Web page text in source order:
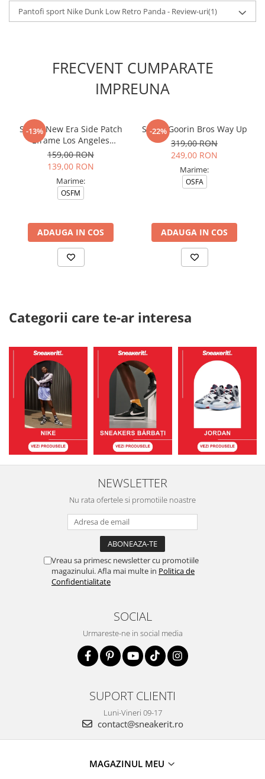
Pantofi sport Nike Dunk Low Retro Panda - Review-uri(1)
FRECVENT CUMPARATE
IMPREUNA
-13%
Sapca New Era Side Patch
Eframe Los Angeles
Dodgers Brs
159,00 RON
139,00 RON
Marime:
OSFM
ADAUGA IN COS
-22%
Sapca Goorin Bros Way Up
319,00 RON
249,00 RON
Marime:
OSFA
ADAUGA IN COS
Categorii care te-ar interesa
NEWSLETTER
Nu rata ofertele si promotiile noastre
Vreau sa primesc newsletter cu promotiile
magazinului. Afla mai multe in Politica de
Confidentialitate
SOCIAL
Urmareste-ne in social media
SUPORT CLIENTI
Luni-Vineri 09-17
contact@sneakerit.ro
MAGAZINUL MEU